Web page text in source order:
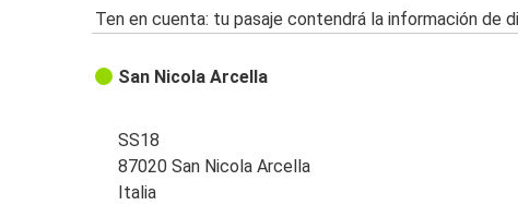
Ten en cuenta: tu pasaje contendrá la información de
San Nicola Arcella
SS18
87020 San Nicola Arcella
Italia